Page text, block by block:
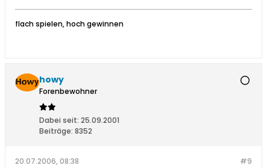
flach spielen, hoch gewinnen
howy
Forenbewohner
Dabei seit: 25.09.2001
Beiträge: 8352
#9
20.07.2006, 08:38